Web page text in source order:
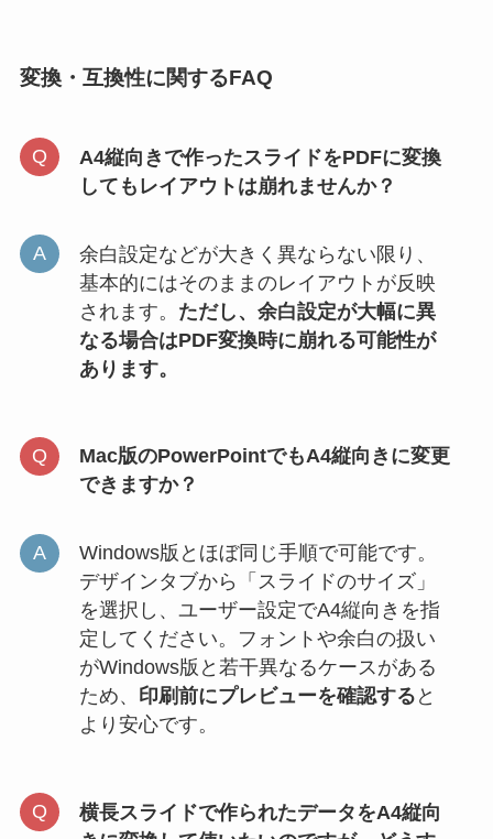
変換・互換性に関するFAQ
A4縦向きで作ったスライドをPDFに変換
してもレイアウトは崩れませんか？
余白設定などが大きく異ならない限り、
基本的にはそのままのレイアウトが反映
されます。 ただし、余白設定が大幅に異
なる場合はPDF変換時に崩れる可能性が
あります。
Mac版のPowerPointでもA4縦向きに変更
できますか？
Windows版とほぼ同じ手順で可能です。
デザインタブから「スライドのサイズ」
を選択し、ユーザー設定でA4縦向きを指
定してください。フォントや余白の扱い
がWindows版と若干異なるケースがある
ため、 印刷前にプレビューを確認する と
より安心です。
横長スライドで作られたデータをA4縦向